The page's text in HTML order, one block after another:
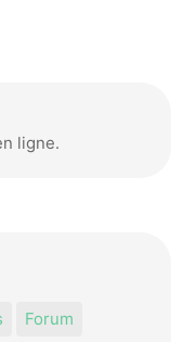
ligne.
Forum